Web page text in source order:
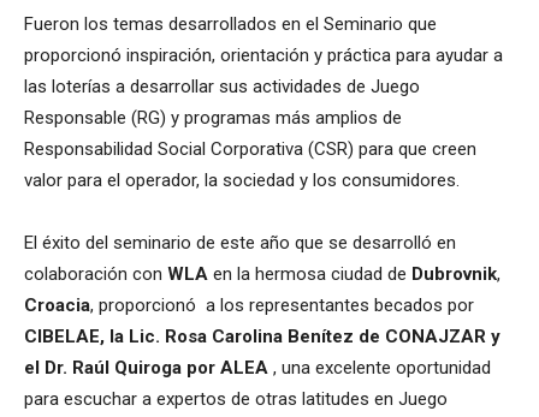
Fueron los temas desarrollados en el Seminario que
proporcionó inspiración, orientación y práctica para ayudar a
las loterías a desarrollar sus actividades de Juego
Responsable (RG) y programas más amplios de
Responsabilidad Social Corporativa (CSR) para que creen
valor para el operador, la sociedad y los consumidores.
El éxito del seminario de este año que se desarrolló en
colaboración con WLA en la hermosa ciudad de Dubrovnik,
Croacia, proporcionó a los representantes becados por
CIBELAE, la Lic. Rosa Carolina Benítez de CONAJZAR y
el Dr. Raúl Quiroga por ALEA , una excelente oportunidad
para escuchar a expertos de otras latitudes en Juego